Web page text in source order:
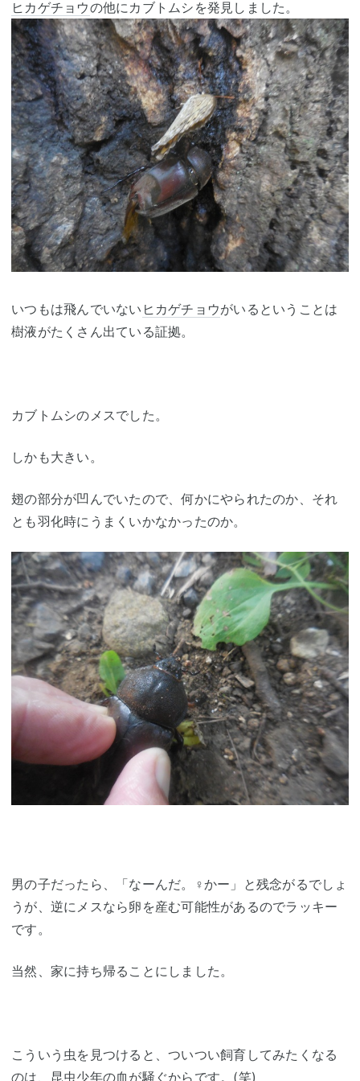
ヒカゲチョウの他にカブトムシを発見しました。
いつもは飛んでいない ヒカゲチョウがいるということは
樹液がたくさん出ている証拠。
カブトムシのメスでした。
しかも大きい。
翅の部分が凹んでいたので、何かにやられたのか、それ
とも羽化時にうまくいかなかったのか。
男の子だったら、「なーんだ。♀かー」と残念がるでしょ
うが、逆にメスなら卵を産む可能性があるのでラッキー
です。
当然、家に持ち帰ることにしました。
こういう虫を見つけると、ついつい飼育してみたくなる
のは、昆虫少年の血が騒ぐからです。(笑)